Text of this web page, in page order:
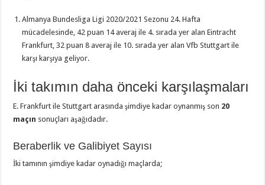
Almanya Bundesliga Ligi 2020/2021 Sezonu 24. Hafta
mücadelesinde, 42 puan 14 averaj ile 4. sırada yer alan Eintracht
Frankfurt, 32 puan 8 averaj ile 10. sırada yer alan Vfb Stuttgart ile
karşı karşıya geliyor.
İki takımın daha önceki karşılaşmaları
E. Frankfurt ile Stuttgart arasında şimdiye kadar oynanmış son 20
maçın sonuçları aşağıdadır.
Beraberlik ve Galibiyet Sayısı
İki tamının şimdiye kadar oynadığı maçlarda;